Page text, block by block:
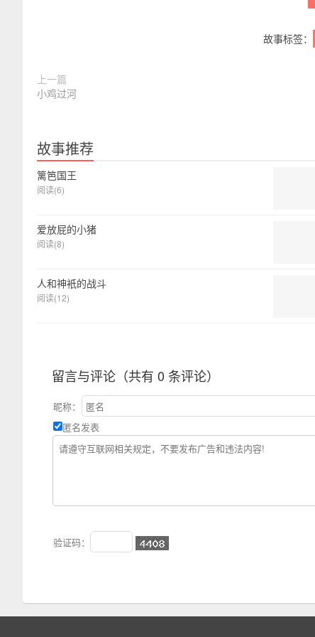
故事标签：
上一篇
小鸡过河
故事推荐
篱笆国王
阅读(6)
爱放屁的小猪
阅读(8)
人和神衹的战斗
阅读(12)
留言与评论（共有 0 条评论）
昵称：
匿名发表
验证码：